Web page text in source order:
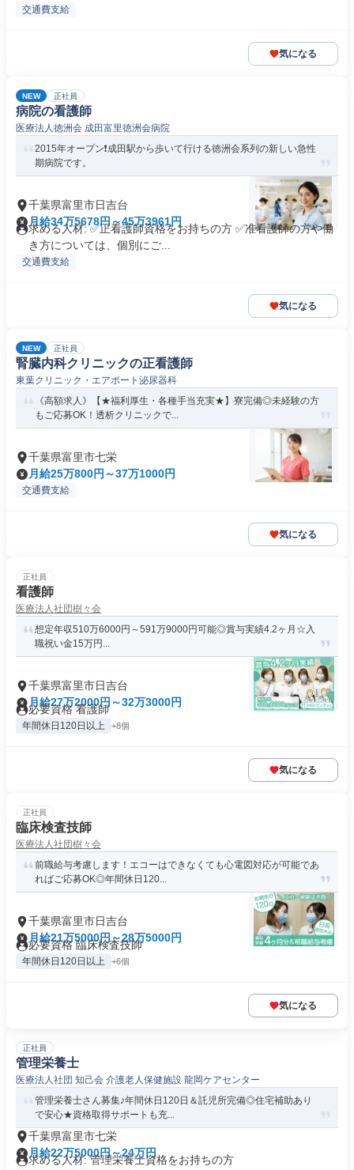
交通費支給
気になる
NEW 正社員
病院の看護師
医療法人徳洲会 成田富里徳洲会病院
2015年オープン❗️成田駅から歩いて行ける徳洲会系列の新しい急性
期病院です。
千葉県富里市日吉台
月給34万5678円～45万3961円
求める人材: ✅正看護師資格をお持ちの方 ✅准看護師の方や働
き方については、個別にご...
交通費支給
気になる
NEW 正社員
腎臓内科クリニックの正看護師
東葉クリニック・エアポート泌尿器科
《高額求人》【★福利厚生・各種手当充実★】寮完備◎未経験の方
もご応募OK！透析クリニックで...
千葉県富里市七栄
月給25万800円～37万1000円
交通費支給
気になる
正社員
看護師
医療法人社団樹々会
想定年収510万6000円～591万9000円可能◎賞与実績4.2ヶ月☆入
職祝い金15万円...
千葉県富里市日吉台
月給27万2000円～32万3000円
必要資格 看護師
年間休日120日以上 +8個
気になる
正社員
臨床検査技師
医療法人社団樹々会
前職給与考慮します！エコーはできなくても心電図対応が可能であ
ればご応募OK◎年間休日120...
千葉県富里市日吉台
月給21万5000円～28万5000円
必要資格 臨床検査技師
年間休日120日以上 +6個
気になる
正社員
管理栄養士
医療法人社団 知己会 介護老人保健施設 龍岡ケアセンター
管理栄養士さん募集♪年間休日120日＆託児所完備◎住宅補助あり
で安心★資格取得サポートも充...
千葉県富里市七栄
月給22万5000円～24万円
求める人材: 管理栄養士資格をお持ちの方